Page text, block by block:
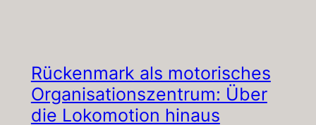
Rückenmark als motorisches
Organisationszentrum: Über
die Lokomotion hinaus